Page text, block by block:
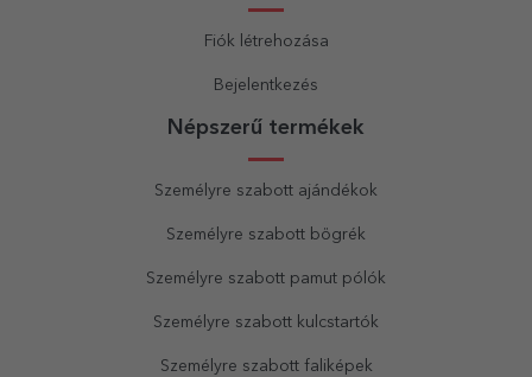
Fiók létrehozása
Bejelentkezés
Népszerű termékek
Személyre szabott ajándékok
Személyre szabott bögrék
Személyre szabott pamut pólók
Személyre szabott kulcstartók
Személyre szabott faliképek